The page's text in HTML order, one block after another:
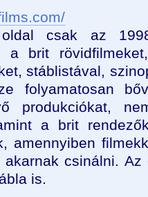
csak az
a brit
stáblistával,
folyamatosan
produkciókat,
a brit
amennyiben
csinálni.
is.